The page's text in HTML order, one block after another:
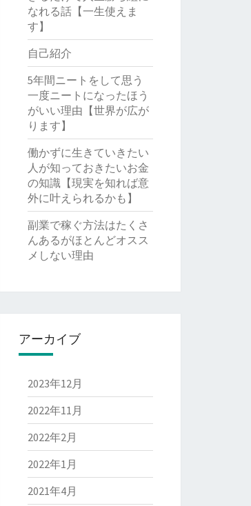
なれる話【一生使えま
す】
自己紹介
5年間ニートをして思う
一度ニートになったほう
がいい理由【世界が広が
ります】
働かずに生きていきたい
人が知っておきたいお金
の知識【現実を知れば意
外に叶えられるかも】
副業で稼ぐ方法はたくさ
んあるがほとんどオスス
メしない理由
アーカイブ
2023年12月
2022年11月
2022年2月
2022年1月
2021年4月